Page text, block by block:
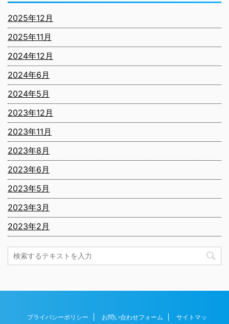
2025年12月
2025年11月
2024年12月
2024年6月
2024年5月
2023年12月
2023年11月
2023年8月
2023年6月
2023年5月
2023年3月
2023年2月
プライバシーポリシー お問い合わせフォーム サイトマッ